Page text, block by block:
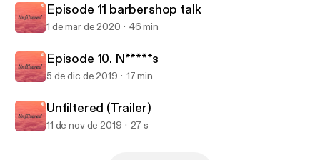
Episode 11 barbershop talk
1 de mar de 2020 46 min
Episode 10. N*****s
5 de dic de 2019 17 min
Unfiltered (Trailer)
11 de nov de 2019 27 s